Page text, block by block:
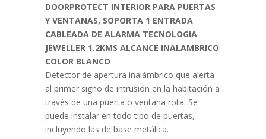
DOORPROTECT INTERIOR PARA PUERTAS
Y VENTANAS, SOPORTA 1 ENTRADA
CABLEADA DE ALARMA TECNOLOGIA
JEWELLER 1.2KMS ALCANCE INALAMBRICO
COLOR BLANCO
Detector de apertura inalámbrico que alerta
al primer signo de intrusión en la habitación a
través de una puerta o ventana rota. Se
puede instalar en todo tipo de puertas,
incluyendo las de base metálica.